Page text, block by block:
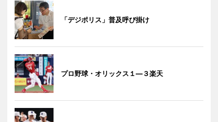
「デジポリス」普及呼び掛け
プロ野球・オリックス１―３楽天